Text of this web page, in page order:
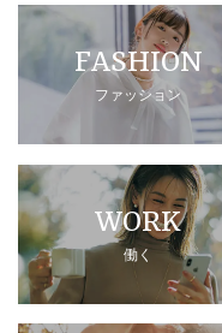
FASHION
ファッション
WORK
働く